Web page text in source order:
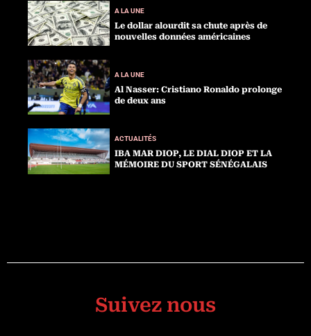
A LA UNE
Le dollar alourdit sa chute après de
nouvelles données américaines
A LA UNE
Al Nasser: Cristiano Ronaldo prolonge
de deux ans
ACTUALITÉS
IBA MAR DIOP, LE DIAL DIOP ET LA
MÉMOIRE DU SPORT SÉNÉGALAIS
Suivez nous